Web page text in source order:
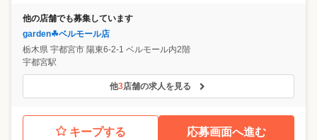
他の店舗でも募集しています
garden☘ベルモール店
栃木県 宇都宮市 陽東6-2-1 ベルモール内2階
宇都宮駅
他3店舗の求人を見る
キープする 応募画面へ進む